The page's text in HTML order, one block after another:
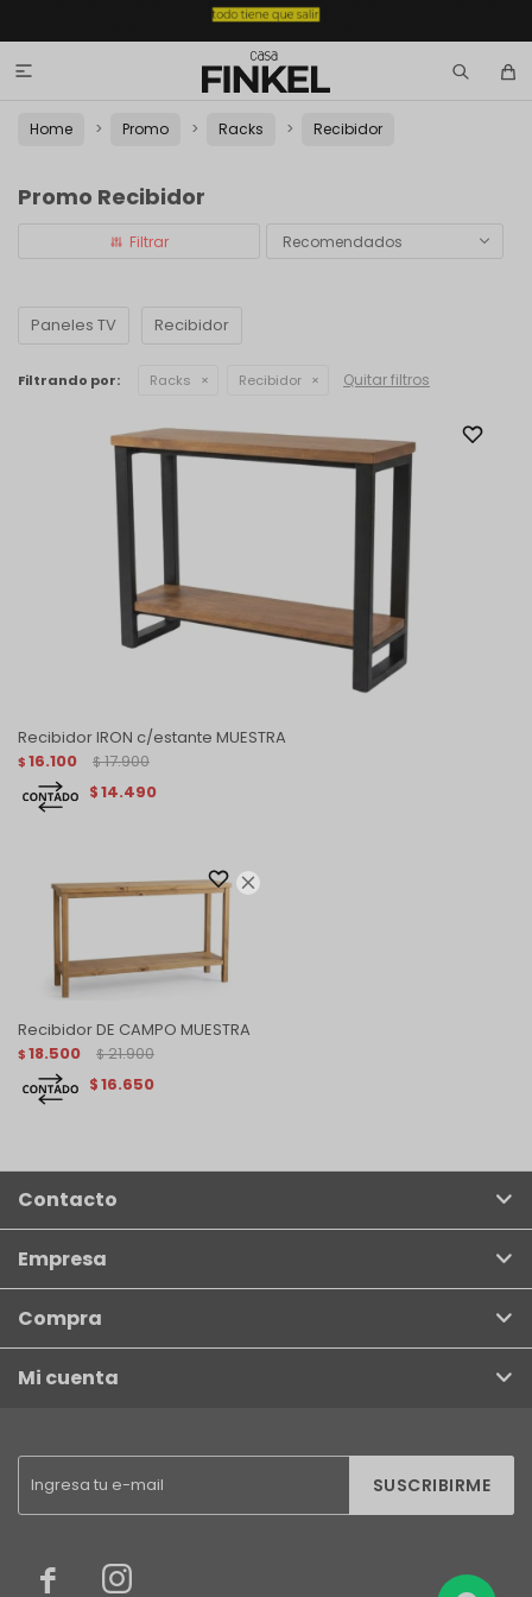


Home Promo Racks Recibidor
Promo Recibidor
Recomendados
Paneles TV Recibidor
Filtrando por: Racks Recibidor Quitar filtros
Recibidor IRON c/estante MUESTRA
$ 16.100 $ 17.900
$14.490
Recibidor DE CAMPO MUESTRA
$ 18.500 $ 21.900
$16.650
SUSCRIBIRME
 
Contacto
Empresa
Compra
Mi cuenta